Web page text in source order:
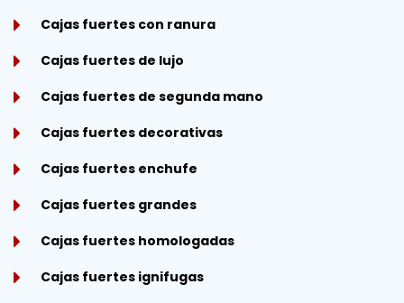
Cajas fuertes con ranura
Cajas fuertes de lujo
Cajas fuertes de segunda mano
Cajas fuertes decorativas
Cajas fuertes enchufe
Cajas fuertes grandes
Cajas fuertes homologadas
Cajas fuertes ignifugas